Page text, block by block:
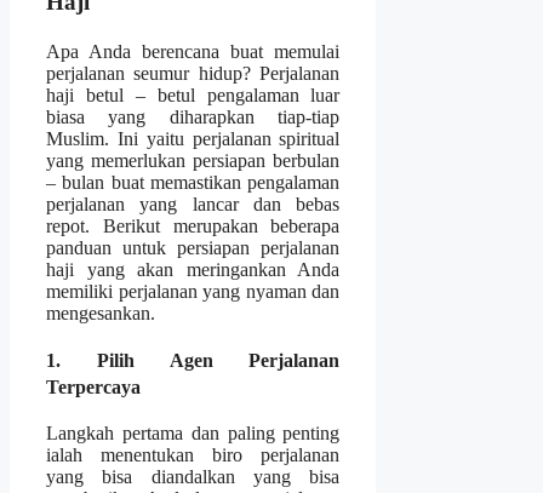
Apa Anda berencana buat memulai
perjalanan seumur hidup? Perjalanan
haji betul – betul pengalaman luar
biasa yang diharapkan tiap-tiap
Muslim. Ini yaitu perjalanan spiritual
yang memerlukan persiapan berbulan
– bulan buat memastikan pengalaman
perjalanan yang lancar dan bebas
repot. Berikut merupakan beberapa
panduan untuk persiapan perjalanan
haji yang akan meringankan Anda
memiliki perjalanan yang nyaman dan
mengesankan.
1. Pilih Agen Perjalanan
Terpercaya
Langkah pertama dan paling penting
ialah menentukan biro perjalanan
yang bisa diandalkan yang bisa